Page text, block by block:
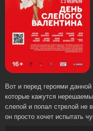
Вот и перед героями
которые кажутся
слепой и попал стрелой не
он просто хочет испытать